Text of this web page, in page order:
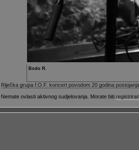
Bodo R.
Riječka grupa f.O.F. koncert povodom 20 godina postojanja
Nemate ovlasti aktivnog sudjelovanja. Morate biti